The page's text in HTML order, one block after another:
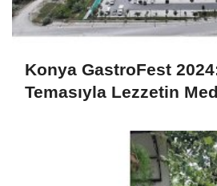
Konya GastroFest
Temasıyla Lezzetin